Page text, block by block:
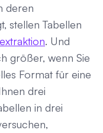
deren
stellen Tabellen
. Und
größer, wenn Sie
Format für eine
drei
in drei